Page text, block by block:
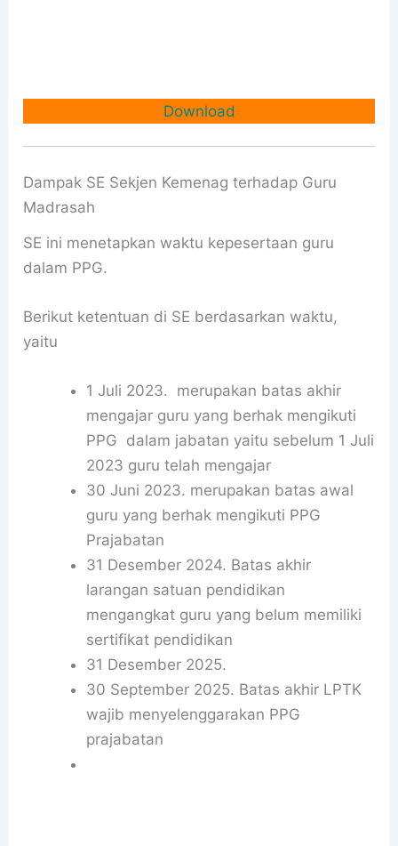
Download
Dampak SE Sekjen Kemenag terhadap Guru
Madrasah
SE ini menetapkan waktu kepesertaan guru
dalam PPG.
Berikut ketentuan di SE berdasarkan waktu,
yaitu
1 Juli 2023. merupakan batas akhir
mengajar guru yang berhak mengikuti
PPG dalam jabatan yaitu sebelum 1 Juli
2023 guru telah mengajar
30 Juni 2023. merupakan batas awal
guru yang berhak mengikuti PPG
Prajabatan
31 Desember 2024. Batas akhir
larangan satuan pendidikan
mengangkat guru yang belum memiliki
sertifikat pendidikan
31 Desember 2025.
30 September 2025. Batas akhir LPTK
wajib menyelenggarakan PPG
prajabatan